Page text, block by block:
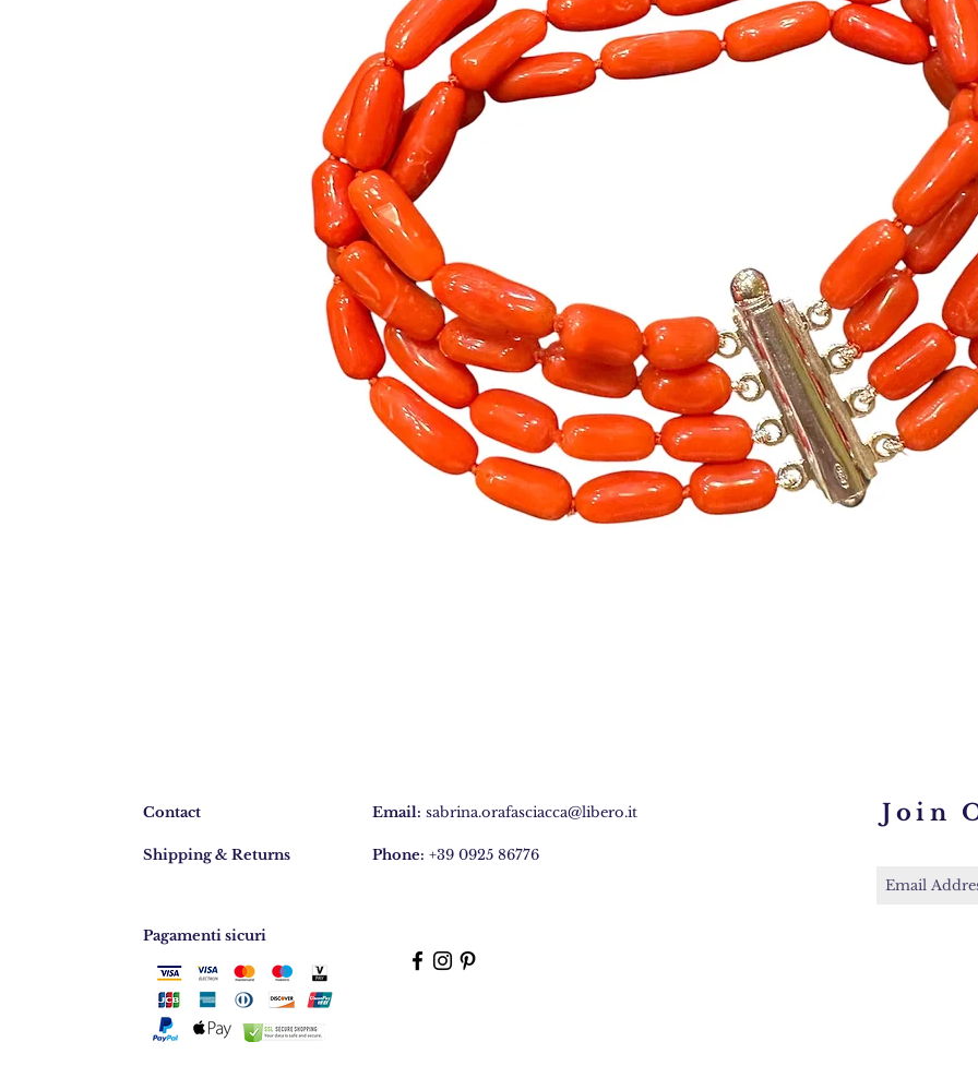
Contact
Shipping & Returns
Email: sabrina.orafasciacca@libero.it
Phone: +39 0925 86776
Pagamenti sicuri
Join